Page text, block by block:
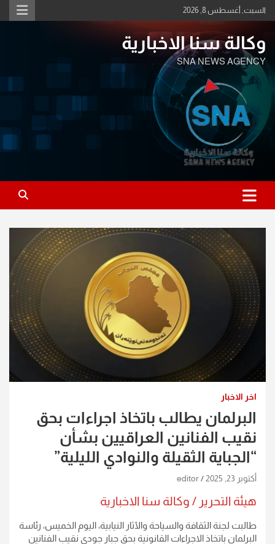
Skip
to
السبت, أغسطس 8, 2026
وكالة سنا الاخبارية
SNA NEWS AGENCY
اخر الاخبار
البرلمان يطالب باتخاذ اجراءات بحق
نقيب الفنانين العراقيين بشأن
“الجباية الثقيلة والنوادي الليلية”
أكتوبر 23, 2025 editor
هيئة التحرير / وكالة سنا الاخبارية
طالبت لجنة الثقافة والسياحة والآثار النيابية، اليوم الخميس، رئاسة
البرلمان باتخاذ الاجراءات القانونية بحق جبار جودي نقيب الفنانين